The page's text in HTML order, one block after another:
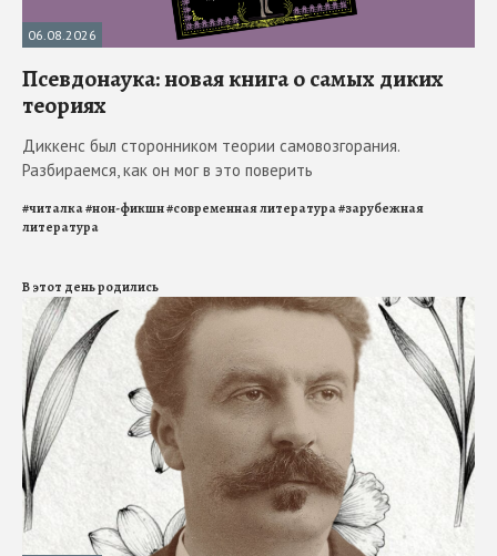
06.08.2026
Псевдонаука: новая книга о самых диких
теориях
Диккенс был сторонником теории самовозгорания.
Разбираемся, как он мог в это поверить
#читалка#нон-фикшн#современная литература#зарубежная
литература
В этот день родились